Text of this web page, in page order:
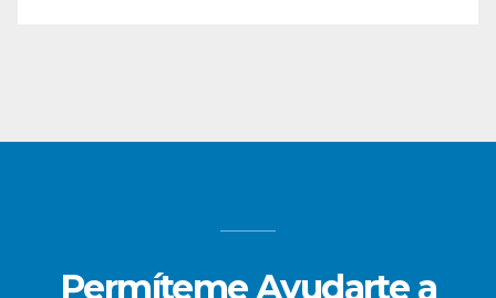
Permíteme Ayudarte a